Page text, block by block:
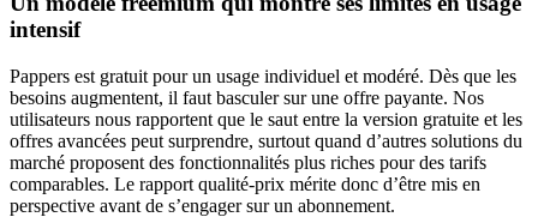
intensif
Pappers est gratuit pour un usage individuel et modéré. Dès que les
besoins augmentent, il faut basculer sur une offre payante. Nos
utilisateurs nous rapportent que le saut entre la version gratuite et les
offres avancées peut surprendre, surtout quand d’autres solutions du
marché proposent des fonctionnalités plus riches pour des tarifs
comparables. Le rapport qualité-prix mérite donc d’être mis en
perspective avant de s’engager sur un abonnement.